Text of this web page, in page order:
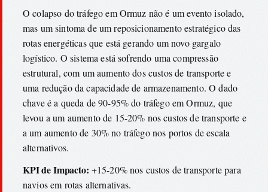
O colapso do tráfego em Ormuz não é um evento isolado,
mas um sintoma de um reposicionamento estratégico das
rotas energéticas que está gerando um novo gargalo
logístico. O sistema está sofrendo uma compressão
estrutural, com um aumento dos custos de transporte e
uma redução da capacidade de armazenamento. O dado
chave é a queda de 90-95% do tráfego em Ormuz, que
levou a um aumento de 15-20% nos custos de transporte e
a um aumento de 30% no tráfego nos portos de escala
alternativos.
KPI de Impacto: +15-20% nos custos de transporte para
navios em rotas alternativas.